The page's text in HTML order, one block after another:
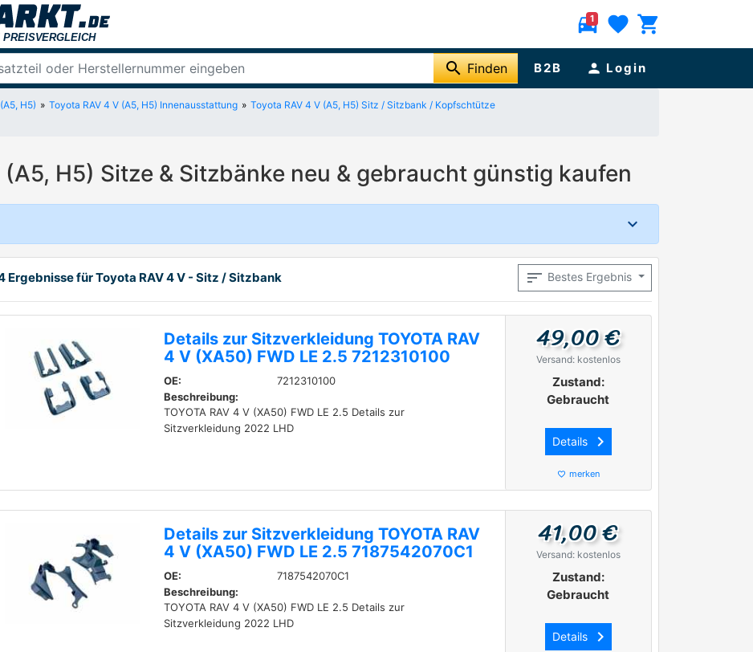
directions_car
1 favorite shopping_cart
search Finden B2B person Login
H5) Toyota RAV 4 V (A5, H5) Innenausstattung
Toyota RAV 4 V (A5, H5) Sitz / Sitzbank / Kopfschtütze
(A5, H5) Sitze & Sitzbänke neu & gebraucht günstig kaufen
Ergebnisse für Toyota RAV 4 V - Sitz / Sitzbank sort Bestes Ergebnis
Details zur Sitzverkleidung TOYOTA RAV
4 V (XA50) FWD LE 2.5 7212310100
OE:
7212310100
Beschreibung:
TOYOTA RAV 4 V (XA50) FWD LE 2.5 Details zur
Sitzverkleidung 2022 LHD
49,00 €
Versand: kostenlos
Zustand:
Gebraucht
Details keyboard_arrow_right
favorite_border merken
Details zur Sitzverkleidung TOYOTA RAV
4 V (XA50) FWD LE 2.5 7187542070C1
OE:
7187542070C1
Beschreibung:
TOYOTA RAV 4 V (XA50) FWD LE 2.5 Details zur
Sitzverkleidung 2022 LHD
41,00 €
Versand: kostenlos
Zustand:
Gebraucht
Details keyboard_arrow_right